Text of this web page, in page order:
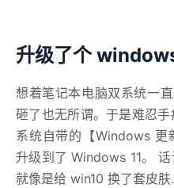
升级了个
想着笔记本电脑双系统一
砸了也无所谓。于是难忍
系统自带的【Windows
升级到了 Windows 11。
就像是给 win10 换了套皮肤